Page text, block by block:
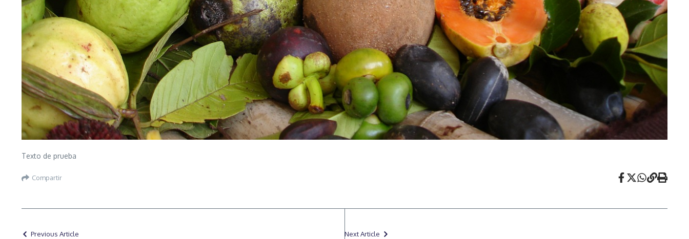
Texto de prueba
Compartir
Previous Article Next Article